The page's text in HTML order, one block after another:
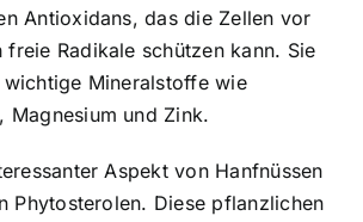
Antioxidans, das die Zellen vor
freie Radikale schützen kann. Sie
wichtige Mineralstoffe wie
Magnesium und Zink.
Aspekt von Hanfnüssen
Phytosterolen. Diese pflanzlichen